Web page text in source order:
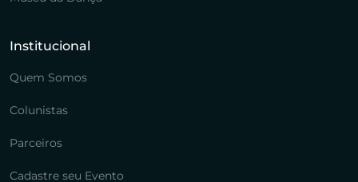
Institucional
Quem Somos
Colunistas
Parceiros
Cadastre seu Evento